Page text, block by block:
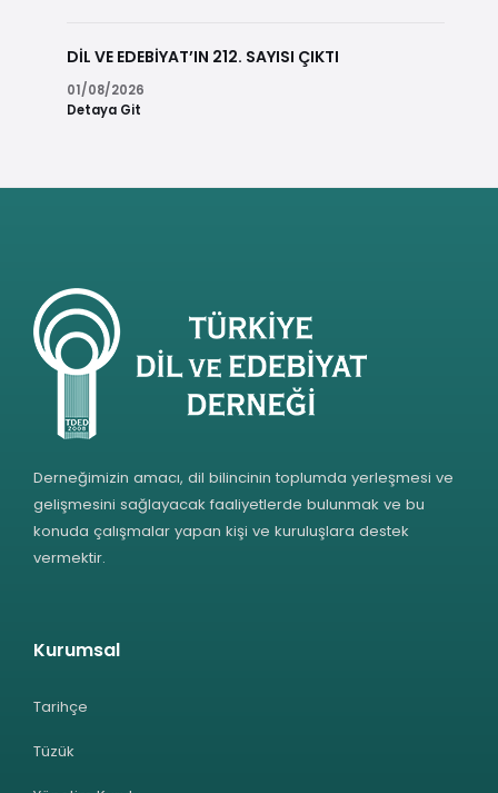
DİL VE EDEBİYAT’IN 212. SAYISI ÇIKTI
01/08/2026
Detaya Git
Derneğimizin amacı, dil bilincinin toplumda yerleşmesi ve
gelişmesini sağlayacak faaliyetlerde bulunmak ve bu
konuda çalışmalar yapan kişi ve kuruluşlara destek
vermektir.
Kurumsal
Tarihçe
Tüzük